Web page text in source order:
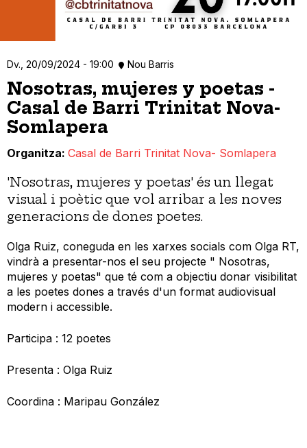
Dv., 20/09/2024 - 19:00 Nou Barris
Nosotras, mujeres y poetas -
Casal de Barri Trinitat Nova-
Somlapera
Organitza Casal de Barri Trinitat Nova- Somlapera
'Nosotras, mujeres y poetas' és un llegat
visual i poètic que vol arribar a les noves
generacions de dones poetes.
Olga Ruiz, coneguda en les xarxes socials com Olga RT,
vindrà a presentar-nos el seu projecte " Nosotras,
mujeres y poetas" que té com a objectiu donar visibilitat
a les poetes dones a través d'un format audiovisual
modern i accessible.
Participa : 12 poetes
Presenta : Olga Ruiz
Coordina : Maripau González